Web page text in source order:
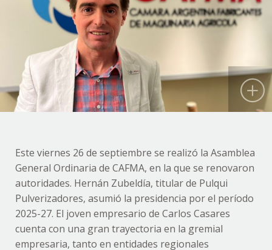
Este viernes 26 de septiembre se realizó la Asamblea
General Ordinaria de CAFMA, en la que se renovaron
autoridades. Hernán Zubeldía, titular de Pulqui
Pulverizadores, asumió la presidencia por el período
2025-27. El joven empresario de Carlos Casares
cuenta con una gran trayectoria en la gremial
empresaria, tanto en entidades regionales